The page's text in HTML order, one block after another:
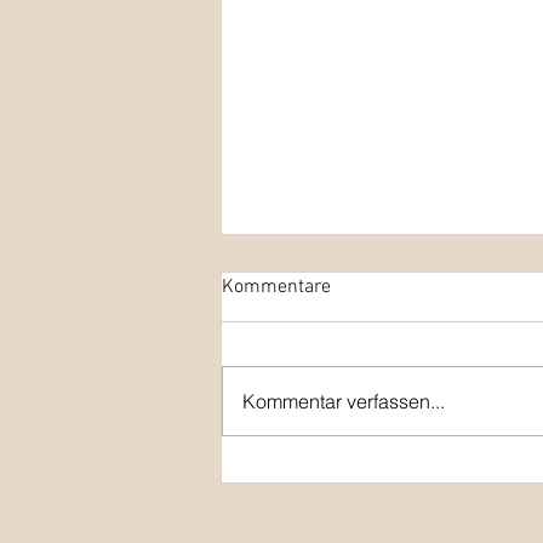
Kommentare
Kommentar verfassen...